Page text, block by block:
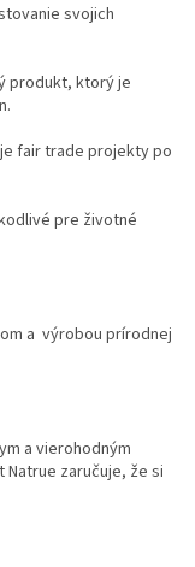
svojich
produkt, ktorý je
fair trade projekty po
pre životné
a výrobou prírodnej
a vierohodným
zaručuje, že si